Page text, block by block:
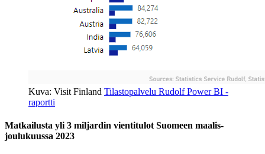
Kuva: Visit Finland Tilastopalvelu Rudolf Power BI -
raportti
Matkailusta yli 3 miljardin vientitulot Suomeen maalis-
joulukuussa 2023